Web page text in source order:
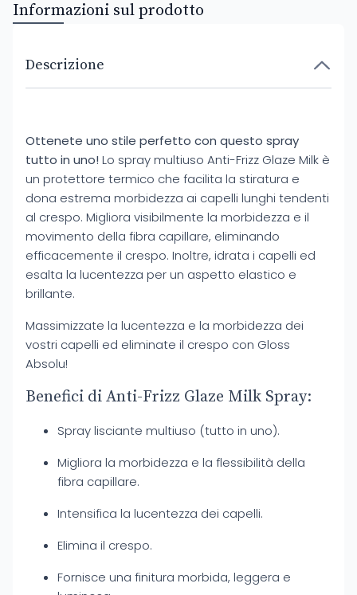
Informazioni sul prodotto
Descrizione
Ottenete uno stile perfetto con questo spray
tutto in uno! Lo spray multiuso Anti-Frizz Glaze Milk è
un protettore termico che facilita la stiratura e
dona estrema morbidezza ai capelli lunghi tendenti
al crespo. Migliora visibilmente la morbidezza e il
movimento della fibra capillare, eliminando
efficacemente il crespo. Inoltre, idrata i capelli ed
esalta la lucentezza per un aspetto elastico e
brillante.
Massimizzate la lucentezza e la morbidezza dei
vostri capelli ed eliminate il crespo con Gloss
Absolu!
Benefici di Anti-Frizz Glaze Milk Spray:
Spray lisciante multiuso (tutto in uno).
Migliora la morbidezza e la flessibilità della
fibra capillare.
Intensifica la lucentezza dei capelli.
Elimina il crespo.
Fornisce una finitura morbida, leggera e